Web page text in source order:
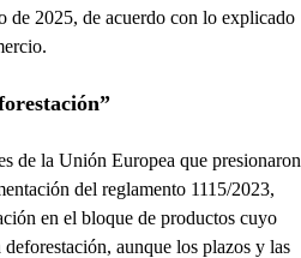
de 2025, de acuerdo con lo explicado
de la Unión Europea que presionaron
del reglamento 1115/2023,
en el bloque de productos cuyo
aunque los plazos y las